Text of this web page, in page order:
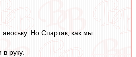
Но Спартак, как мы
руку.